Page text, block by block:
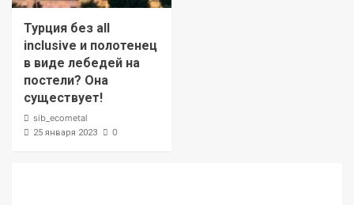
Турция без all
inclusive и полотенец
в виде лебедей на
постели? Она
существует!
sib_ecometal
25 января 2023 0